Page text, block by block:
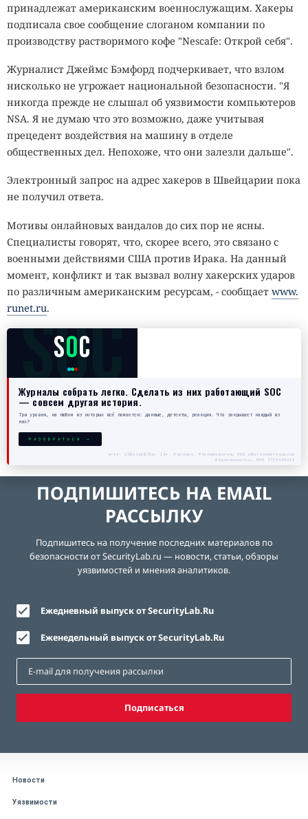
принадлежат американским военнослужащим. Хакеры
подписала свое сообщение слоганом компании по
производству растворимого кофе "Nescafe: Открой себя".
Журналист Джеймс Бэмфорд подчеркивает, что взлом
нисколько не угрожает национальной безопасности. "Я
никогда прежде не слышал об уязвимости компьютеров
NSA. Я не думаю что это возможно, даже учитывая
прецедент воздействия на машину в отделе
общественных дел. Непохоже, что они залезли дальше".
Электронный запрос на адрес хакеров в Швейцарии пока
не получил ответа.
Мотивы онлайновых вандалов до сих пор не ясны.
Специалисты говорят, что, скорее всего, это связано с
военными действиями США против Ирака. На данный
момент, конфликт и так вызвал волну хакерских ударов
по различным американским ресурсам, - сообщает www.
runet.ru.
SOC
SOC
Журналы собрать легко. Сделать из них работающий SOC
— совсем другая история.
Три уровня, на любом из которых всё ломается: данные, детекты, реакция. Что закрывает каждый из
них?
РАЗОБРАТЬСЯ →
erid: 2SDnjecN7Gw. 18+. Реклама. Рекламодатель ООО «Интеллектуальная
безопасность», ИНН 7719435412
ПОДПИШИТЕСЬ НА EMAIL
РАССЫЛКУ
Подпишитесь на получение последних материалов по
безопасности от SecurityLab.ru — новости, статьи, обзоры
уязвимостей и мнения аналитиков.
Ежедневный выпуск от SecurityLab.Ru
Еженедельный выпуск от SecurityLab.Ru
Подписаться
Новости
Уязвимости